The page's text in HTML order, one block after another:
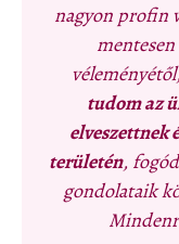
nagyon profin
tudom az
elveszettnek
területén,
gondolataik